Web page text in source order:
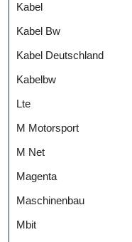
Kabel
Kabel Bw
Kabel Deutschland
Kabelbw
Lte
M Motorsport
M Net
Magenta
Maschinenbau
Mbit